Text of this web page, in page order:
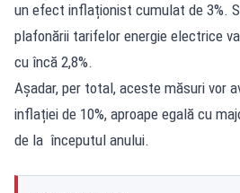
un efect inflaționist cumulat de 3%.
plafonării tarifelor energie electrice
cu încă 2,8%.
Așadar, per total, aceste măsuri vor
inflației de 10%, aproape egală cu
de la începutul anului.